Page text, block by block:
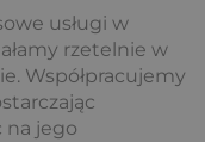
usługi w
rzetelnie w
Współpracujemy
na jego